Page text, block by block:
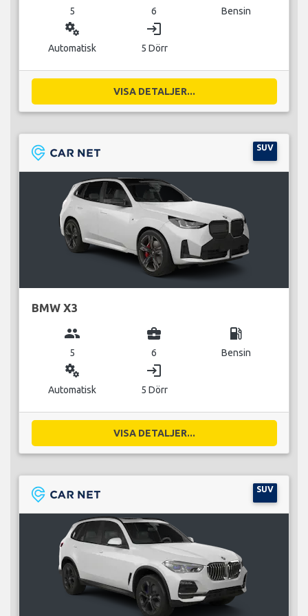
5 6 Bensin
miscellaneous_services
Automatisk
login
5 Dörr
VISA DETALJER...
SUV
BMW X3
group
5
business_center
6
local_gas_station
Bensin
miscellaneous_services
Automatisk
login
5 Dörr
VISA DETALJER...
SUV